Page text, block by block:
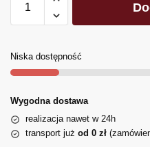
Niska dostępność
Wygodna dostawa
realizacja nawet w 24h
transport już od 0 zł